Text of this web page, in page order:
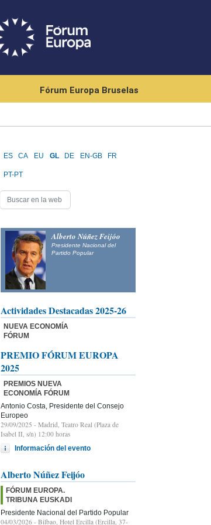
Fórum Europa Bruselas
ES CA EU GL DE EN-GB FR
PT-PT
Alberto Núñez Feijóo
Presidente Nacional del
Partido Popular
Actividades Destacadas 2025-26
NUEVA ECONOMÍA
FÓRUM
PREMIO FÓRUM EUROPA
2025
PREMIOS NUEVA
ECONOMÍA FÓRUM
Antonio Costa, Presidente del Consejo
Europeo
29/09/2025 - Madrid, Teatro Real (Plaza de
Isabel II, s/n) 12:00 horas
Información del evento
Alberto Núñez Feijóo
FÓRUM EUROPA.
TRIBUNA EUSKADI
Presidente Nacional del Partido Popular
04/03/2026 - Bilbao, Hotel Ercilla (Ercilla, 37-